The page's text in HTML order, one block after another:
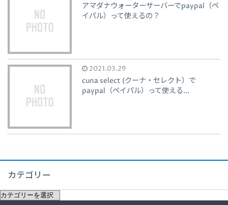
アマダナウォーターサーバーでpaypal（ペ
イパル）って使えるの？
2021.03.29
cuna select (クーナ・セレクト）で
paypal（ペイパル）って使える...
カテゴリー